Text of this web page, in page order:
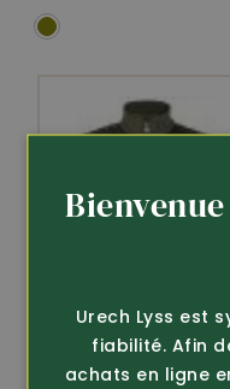
Urech Lyss est
fiabilité. Afin
achats en ligne